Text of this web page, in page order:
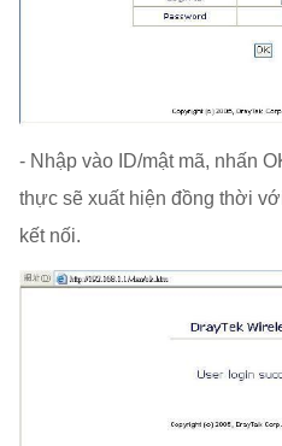
- Nhập vào ID/mật mã, nhấn
thực sẽ xuất hiện đồng thời
kết nối.